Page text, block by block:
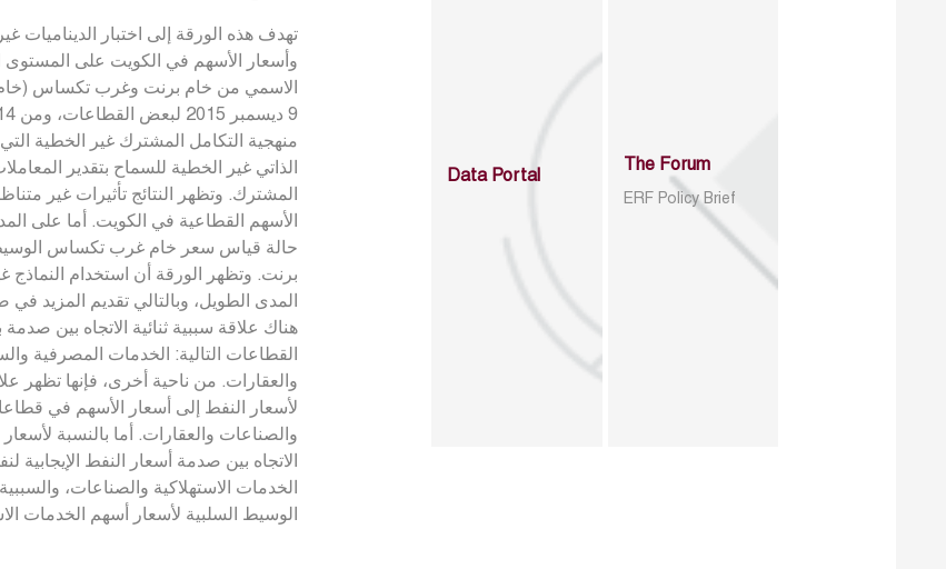
تهدف هذه الورقة إلى اختبار الديناميات
وأسعار الأسهم في الكويت على المستوى
منهجية التكامل المشترك غير الخطية التي
الذاتي غير الخطية للسماح بتقدير
المشترك. وتظهر النتائج تأثيرات غير
الأسهم القطاعية في الكويت. أما على
حالة قياس سعر خام غرب تكساس
برنت. وتظهر الورقة أن استخدام
المدى الطويل، وبالتالي تقديم المزيد
هناك علاقة سببية ثنائية الاتجاه بين
القطاعات التالية: الخدمات المصرفية
والعقارات. من ناحية أخرى، فإنها تظهر
لأسعار النفط إلى أسعار الأسهم في
والصناعات والعقارات. أما بالنسبة
الاتجاه بين صدمة أسعار النفط
الخدمات الاستهلاكية والصناعات،
الوسيط السلبية لأسعار أسهم الخدمات
Data Portal
The Forum
ERF Policy Brief